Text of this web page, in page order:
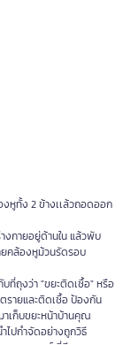
หูทั้ง 2 ข้างเเล้วถอดออก
งกายอยู่ด้านใน แล้วพับ
คล้องหูม้วนรัดรอบ
บที่ถุงว่า "ขยะติดเชื้อ" หรือ
รายและติดเชื้อ ป้องกัน
เก็บขยะหน้าบ้านคุณ
ไปกำจัดอย่างถูกวิธี